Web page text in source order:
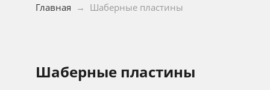
Главная → Шаберные пластины
Шаберные пластины